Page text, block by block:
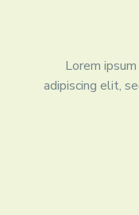
Lorem
adipiscing elit,